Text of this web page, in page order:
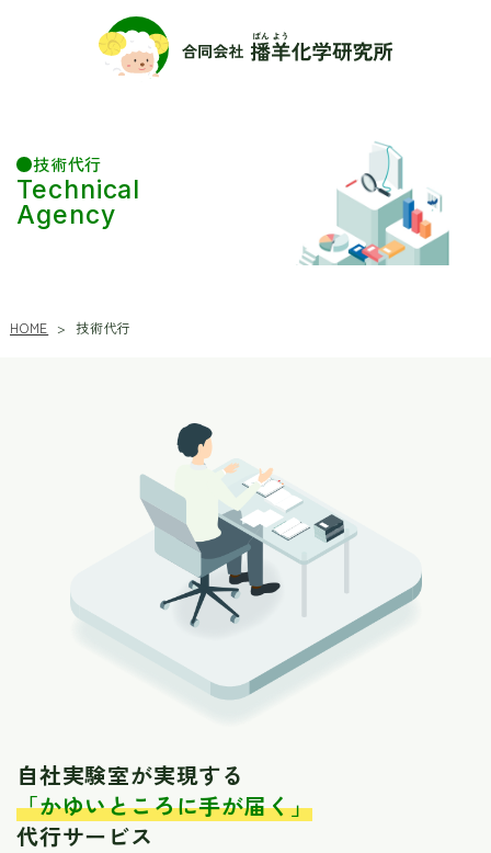
技術代行
Technical
Agency
HOME > 技術代行
自社実験室が実現する
「かゆいところに手が届く」
代行サービス